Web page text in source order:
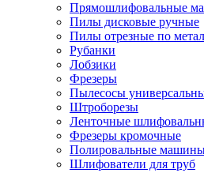
Прямошлифовальные
Пилы дисковые ручные
Пилы отрезные по
Рубанки
Лобзики
Фрезеры
Пылесосы
Штроборезы
Ленточные
Фрезеры кромочные
Полировальные
Шлифователи для труб